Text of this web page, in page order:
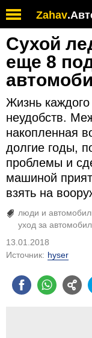
Zahav.
Сухой
еще 8
Жизнь
неудобств.
накопленная
долгие годы,
проблемы и
машиной
взять на
люди и
уход за
13.01.2018
Источник: hyser